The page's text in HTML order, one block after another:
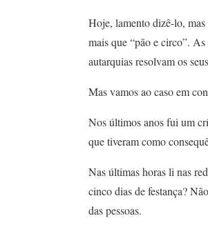
Hoje, lamento dizê-lo, mas
mais que “pão e circo”.
autarquias resolvam os
Mas vamos ao caso em
Nos últimos anos fui um
que tiveram como
Nas últimas horas li nas
cinco dias de festança?
das pessoas.